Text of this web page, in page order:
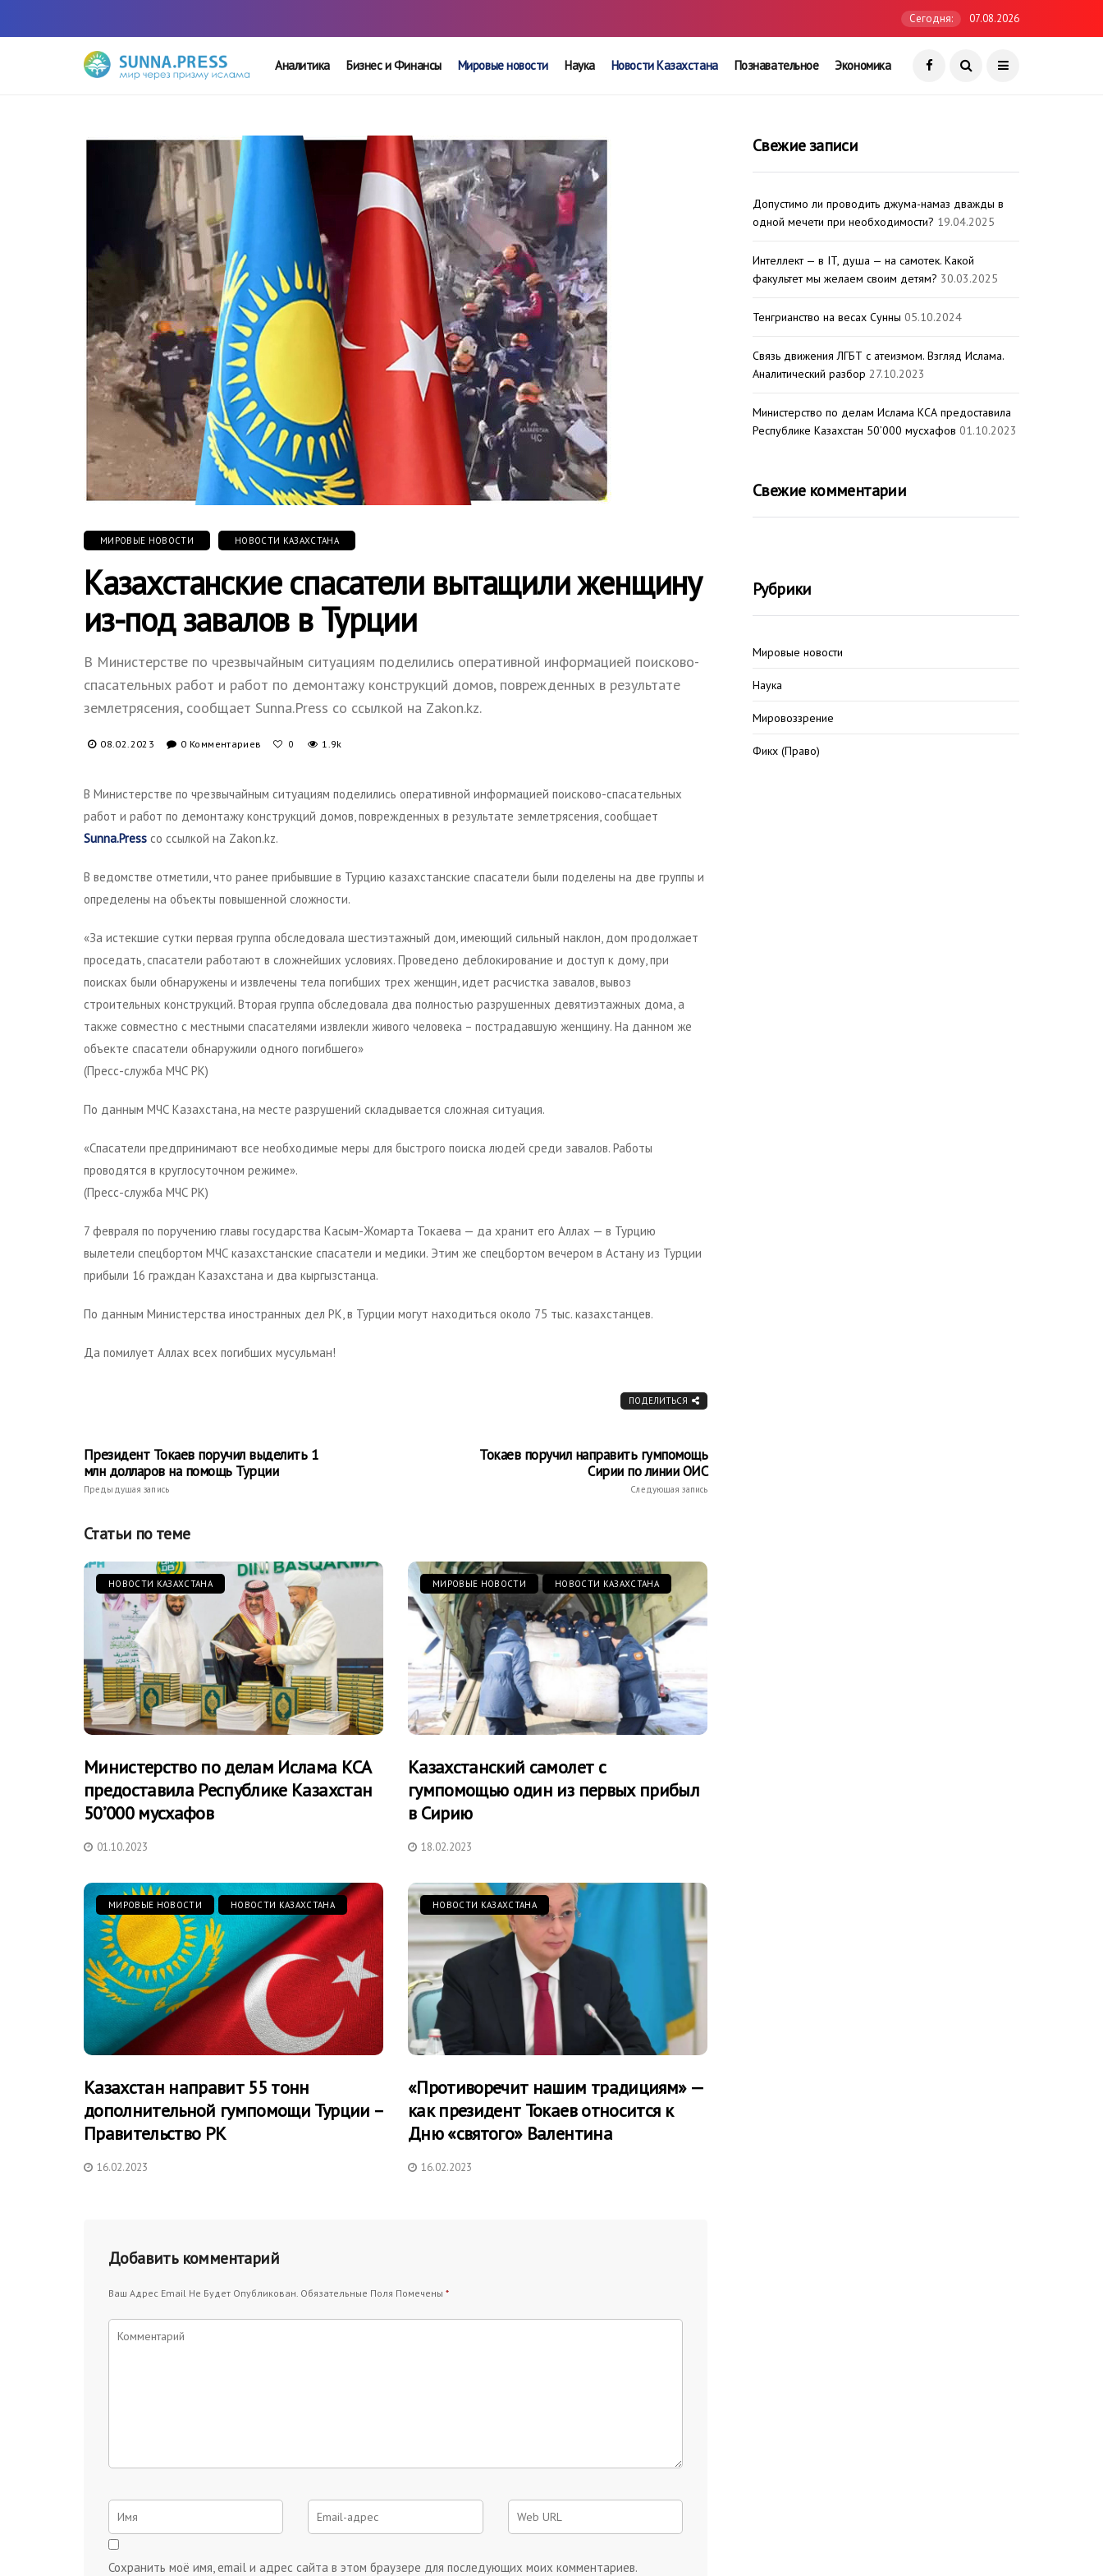
Сегодня: 07.08.2026
Аналитика Бизнес и Финансы Мировые новости Наука Новости Казахстана Познавательное Экономика
МИРОВЫЕ НОВОСТИ НОВОСТИ КАЗАХСТАНА
Казахстанские спасатели вытащили женщину
из-под завалов в Турции
В Министерстве по чрезвычайным ситуациям поделились оперативной информацией поисково-
спасательных работ и работ по демонтажу конструкций домов, поврежденных в результате
землетрясения, сообщает Sunna.Press со ссылкой на Zakon.kz.
08.02.2023 0 Комментариев 0 1.9k
В Министерстве по чрезвычайным ситуациям поделились оперативной информацией поисково-спасательных
работ и работ по демонтажу конструкций домов, поврежденных в результате землетрясения, сообщает
Sunna.Press со ссылкой на Zakon.kz.
В ведомстве отметили, что ранее прибывшие в Турцию казахстанские спасатели были поделены на две группы и
определены на объекты повышенной сложности.
«За истекшие сутки первая группа обследовала шестиэтажный дом, имеющий сильный наклон, дом продолжает
проседать, спасатели работают в сложнейших условиях. Проведено деблокирование и доступ к дому, при
поисках были обнаружены и извлечены тела погибших трех женщин, идет расчистка завалов, вывоз
строительных конструкций. Вторая группа обследовала два полностью разрушенных девятиэтажных дома, а
также совместно с местными спасателями извлекли живого человека – пострадавшую женщину. На данном же
объекте спасатели обнаружили одного погибшего»
(Пресс-служба МЧС РК)
По данным МЧС Казахстана, на месте разрушений складывается сложная ситуация.
«Спасатели предпринимают все необходимые меры для быстрого поиска людей среди завалов. Работы
проводятся в круглосуточном режиме».
(Пресс-служба МЧС РК)
7 февраля по поручению главы государства Касым-Жомарта Токаева — да хранит его Аллах — в Турцию
вылетели спецбортом МЧС казахстанские спасатели и медики. Этим же спецбортом вечером в Астану из Турции
прибыли 16 граждан Казахстана и два кыргызстанца.
По данным Министерства иностранных дел РК, в Турции могут находиться около 75 тыс. казахстанцев.
Да помилует Аллах всех погибших мусульман!
ПОДЕЛИТЬСЯ
Президент Токаев поручил выделить 1
млн долларов на помощь Турции
Предыдущая запись
Токаев поручил направить гумпомощь
Сирии по линии ОИС
Следующая запись
Статьи по теме
НОВОСТИ КАЗАХСТАНА
Министерство по делам Ислама КСА
предоставила Республике Казахстан
50’000 мусхафов
01.10.2023
МИРОВЫЕ НОВОСТИ НОВОСТИ КАЗАХСТАНА
Казахстанский самолет с
гумпомощью один из первых прибыл
в Сирию
18.02.2023
МИРОВЫЕ НОВОСТИ НОВОСТИ КАЗАХСТАНА
Казахстан направит 55 тонн
дополнительной гумпомощи Турции –
Правительство РК
16.02.2023
НОВОСТИ КАЗАХСТАНА
«Противоречит нашим традициям» —
как президент Токаев относится к
Дню «святого» Валентина
16.02.2023
Добавить комментарий
Ваш Адрес Email Не Будет Опубликован. Обязательные Поля Помечены *
Сохранить моё имя, email и адрес сайта в этом браузере для последующих моих комментариев.
Свежие записи
Допустимо ли проводить джума-намаз дважды в
одной мечети при необходимости? 19.04.2025
Интеллект — в IT, душа — на самотек. Какой
факультет мы желаем своим детям? 30.03.2025
Тенгрианство на весах Сунны 05.10.2024
Связь движения ЛГБТ с атеизмом. Взгляд Ислама.
Аналитический разбор 27.10.2023
Министерство по делам Ислама КСА предоставила
Республике Казахстан 50’000 мусхафов 01.10.2023
Свежие комментарии
Рубрики
Мировые новости
Наука
Мировоззрение
Фикх (Право)